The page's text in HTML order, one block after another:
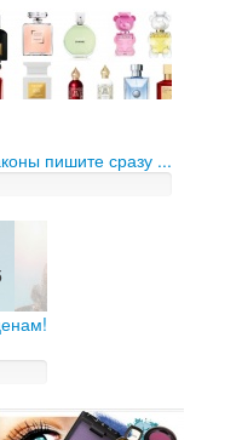
пишите сразу ...